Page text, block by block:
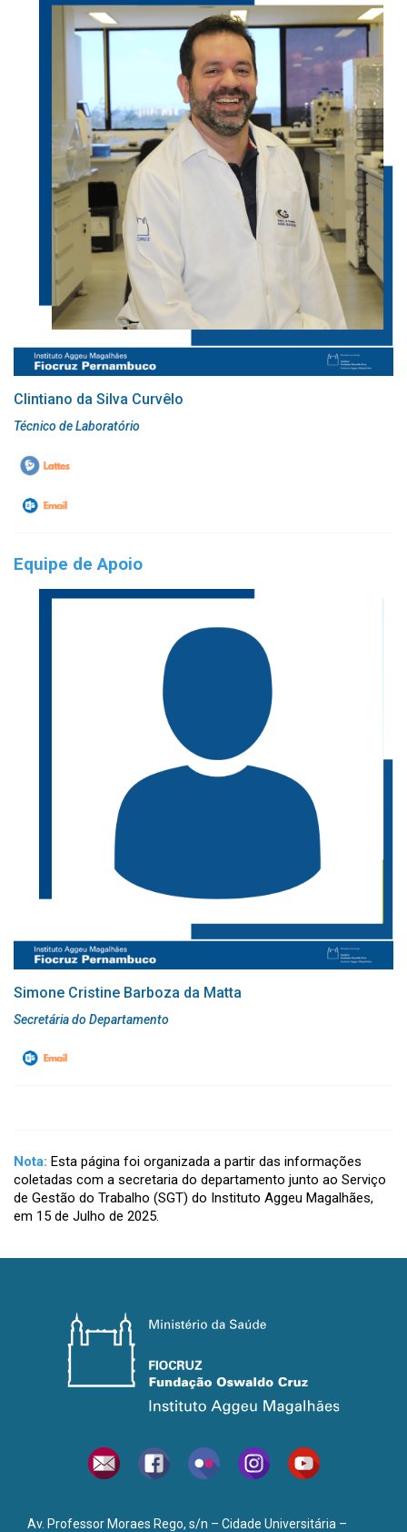
Clintiano da Silva Curvêlo
Técnico de Laboratório
Equipe de Apoio
Simone Cristine Barboza da Matta
Secretária do Departamento
Nota: Esta página foi organizada a partir das informações
coletadas com a secretaria do departamento junto ao Serviço
de Gestão do Trabalho (SGT) do Instituto Aggeu Magalhães,
em 15 de Julho de 2025.
Av. Professor Moraes Rego, s/n – Cidade Universitária –